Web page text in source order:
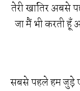
तेरी खातिर अबसे
जा मैं भी करती
सबसे पहले हम जुड़े